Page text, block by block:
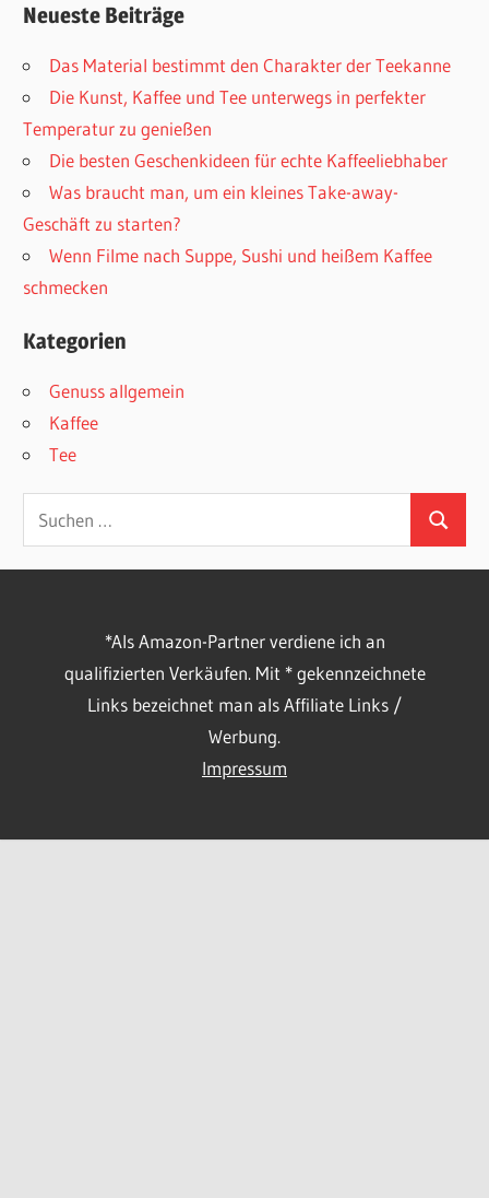
Neueste Beiträge
Das Material bestimmt den Charakter der Teekanne
Die Kunst, Kaffee und Tee unterwegs in perfekter
Temperatur zu genießen
Die besten Geschenkideen für echte Kaffeeliebhaber
Was braucht man, um ein kleines Take-away-
Geschäft zu starten?
Wenn Filme nach Suppe, Sushi und heißem Kaffee
schmecken
Kategorien
Genuss allgemein
Kaffee
Tee
Suchen
nach:
Suchen
*Als Amazon-Partner verdiene ich an
qualifizierten Verkäufen. Mit * gekennzeichnete
Links bezeichnet man als Affiliate Links /
Werbung.
Impressum